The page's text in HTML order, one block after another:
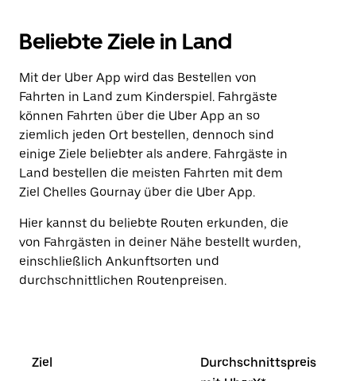
mit
dem
zu
interagieren
und
ein
Datum
auszuwählen.
Drücke
die
Escape-
um
den
zu
schließen.
Beliebte Ziele in Land
Mit der Uber App wird das Bestellen von
Fahrten in Land zum Kinderspiel. Fahrgäste
können Fahrten über die Uber App an so
ziemlich jeden Ort bestellen, dennoch sind
einige Ziele beliebter als andere. Fahrgäste in
Land bestellen die meisten Fahrten mit dem
Ziel Chelles Gournay über die Uber App.
Hier kannst du beliebte Routen erkunden, die
von Fahrgästen in deiner Nähe bestellt wurden,
einschließlich Ankunftsorten und
durchschnittlichen Routenpreisen.
Ziel
Durchschnittspreis